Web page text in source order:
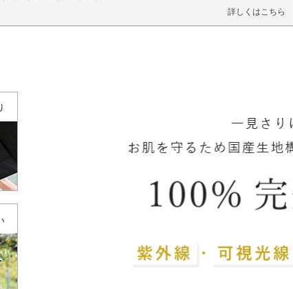
詳しくはこちら